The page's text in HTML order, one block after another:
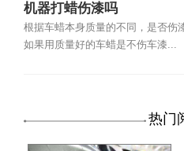
机器打蜡伤漆吗
根据车蜡本身质量的不同，是否伤
如果用质量好的车蜡是不伤车漆...
热门